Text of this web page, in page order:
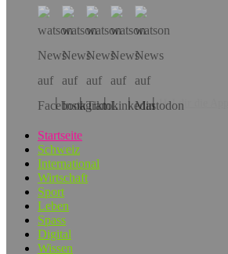
Hol dir die App!
Startseite
Schweiz
International
Wirtschaft
Sport
Leben
Spass
Digital
Wissen